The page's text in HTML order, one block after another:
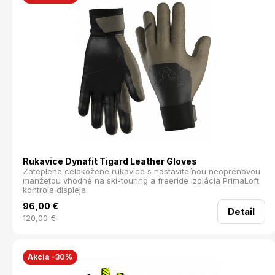
Rukavice Dynafit Tigard Leather Gloves
Zateplené celokožené rukavice s nastaviteľnou neoprénovou
manžetou vhodné na ski-touring a freeride izolácia PrimaLoft
kontrola displeja.
96,00 €
120,00€
Detail
Akcia -30%